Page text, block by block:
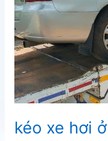
kéo xe hơi